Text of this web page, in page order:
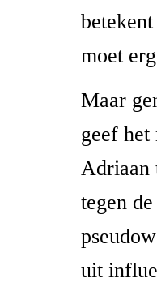
moet
Maar
geef het
Adriaan
tegen
uit